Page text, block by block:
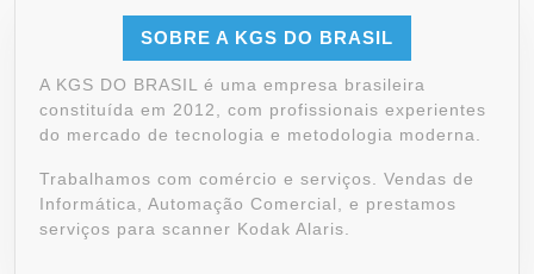
SOBRE A KGS DO BRASIL
A KGS DO BRASIL é uma empresa brasileira
constituída em 2012, com profissionais experientes
do mercado de tecnologia e metodologia moderna.
Trabalhamos com comércio e serviços. Vendas de
Informática, Automação Comercial, e prestamos
serviços para scanner Kodak Alaris.